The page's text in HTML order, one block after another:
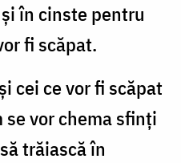
în cinste pentru
fi scăpat.
cei ce vor fi scăpat
vor chema sfinţi
trăiască în